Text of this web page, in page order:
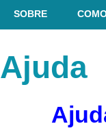
SOBRE
Ajuda